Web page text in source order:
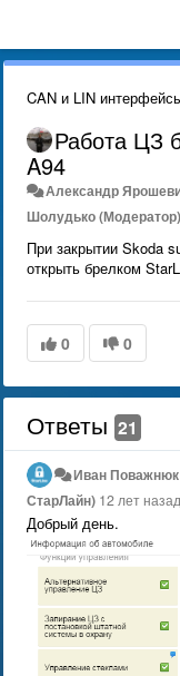
CAN и LIN
Работа ЦЗ
A94
Александр
Шолудько (Модератор)
При закрытии Skoda
открыть брелком
0 0
Ответы 21
Иван
СтарЛайн) 12 лет назад
Добрый день.